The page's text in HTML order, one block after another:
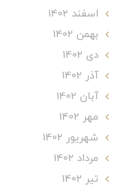
اسفند 1402
بهمن 1402
دی 1402
آذر 1402
آبان 1402
مهر 1402
شهریور 1402
مرداد 1402
تير 1402